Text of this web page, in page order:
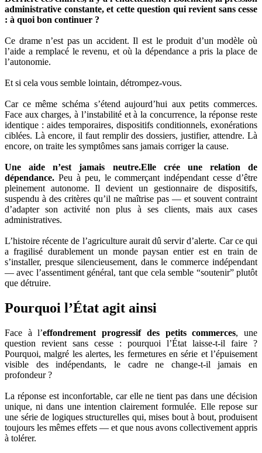
administrative constante, et cette question qui revient sans cesse
: à quoi bon continuer ?
Ce drame n’est pas un accident. Il est le produit d’un modèle où
l’aide a remplacé le revenu, et où la dépendance a pris la place de
l’autonomie.
Et si cela vous semble lointain, détrompez-vous.
Car ce même schéma s’étend aujourd’hui aux petits commerces.
Face aux charges, à l’instabilité et à la concurrence, la réponse reste
identique : aides temporaires, dispositifs conditionnels, exonérations
ciblées. Là encore, il faut remplir des dossiers, justifier, attendre. Là
encore, on traite les symptômes sans jamais corriger la cause.
Une aide n’est jamais neutre.Elle crée une relation de
dépendance. Peu à peu, le commerçant indépendant cesse d’être
pleinement autonome. Il devient un gestionnaire de dispositifs,
suspendu à des critères qu’il ne maîtrise pas — et souvent contraint
d’adapter son activité non plus à ses clients, mais aux cases
administratives.
L’histoire récente de l’agriculture aurait dû servir d’alerte. Car ce qui
a fragilisé durablement un monde paysan entier est en train de
s’installer, presque silencieusement, dans le commerce indépendant
— avec l’assentiment général, tant que cela semble “soutenir” plutôt
que détruire.
Pourquoi l’État agit ainsi
Face à l’effondrement progressif des petits commerces, une
question revient sans cesse : pourquoi l’État laisse-t-il faire ?
Pourquoi, malgré les alertes, les fermetures en série et l’épuisement
visible des indépendants, le cadre ne change-t-il jamais en
profondeur ?
La réponse est inconfortable, car elle ne tient pas dans une décision
unique, ni dans une intention clairement formulée. Elle repose sur
une série de logiques structurelles qui, mises bout à bout, produisent
toujours les mêmes effets — et que nous avons collectivement appris
à tolérer.